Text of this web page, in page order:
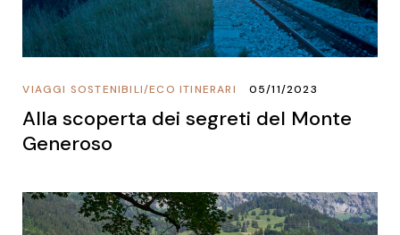
ECO ITINERARI
/
VIAGGI SOSTENIBILI 05/11/2023
Alla scoperta dei segreti del Monte
Generoso